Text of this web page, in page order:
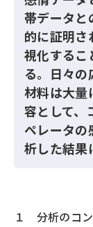
帯データと
的に証明さ
視化するこ
る。日々
材料は大量
容として、
ペレータの
析した結果
１ 分析のコ